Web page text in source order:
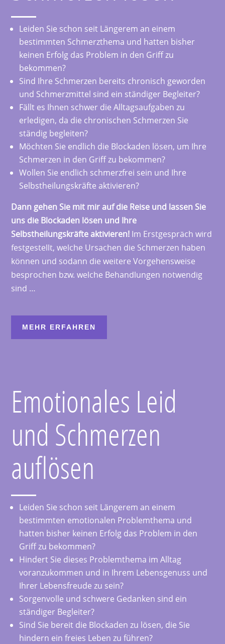
Leiden Sie schon seit Längerem an einem
bestimmten Schmerzthema und hatten bisher
keinen Erfolg das Problem in den Griff zu
bekommen?
Sind Ihre Schmerzen bereits chronisch geworden
und Schmerzmittel sind ein ständiger Begleiter?
Fällt es Ihnen schwer die Alltagsaufgaben zu
erledigen, da die chronischen Schmerzen Sie
ständig begleiten?
Möchten Sie endlich die Blockaden lösen, um Ihre
Schmerzen in den Griff zu bekommen?
Wollen Sie endlich schmerzfrei sein und Ihre
Selbstheilungskräfte aktivieren?
Dann gehen Sie mit mir auf die Reise und lassen Sie
uns die Blockaden lösen und Ihre
Selbstheilungskräfte aktivieren! Im Erstgespräch wird
festgestellt, welche Ursachen die Schmerzen haben
können und sodann die weitere Vorgehensweise
besprochen bzw. welche Behandlungen notwendig
sind …
MEHR ERFAHREN
Emotionales Leid
und Schmerzen
auflösen
Leiden Sie schon seit Längerem an einem
bestimmten emotionalen Problemthema und
hatten bisher keinen Erfolg das Problem in den
Griff zu bekommen?
Hindert Sie dieses Problemthema im Alltag
voranzukommen und in Ihrem Lebensgenuss und
Ihrer Lebensfreude zu sein?
Sorgenvolle und schwere Gedanken sind ein
ständiger Begleiter?
Sind Sie bereit die Blockaden zu lösen, die Sie
hindern ein freies Leben zu führen?